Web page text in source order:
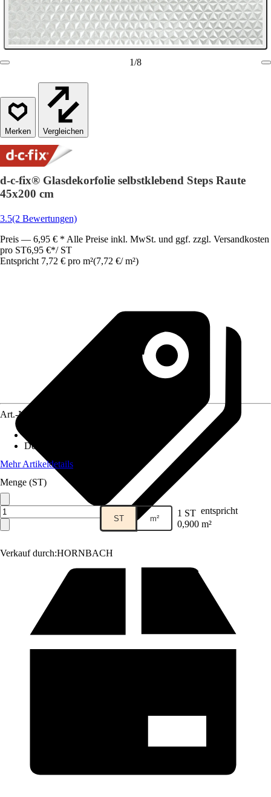
1/8
Vergleichen
d-c-fix® Glasdekorfolie selbstklebend Steps Raute
45x200 cm
3.5(2 Bewertungen)
Preis — 6,95 € * Alle Preise inkl. MwSt. und ggf. zzgl. Versandkosten
pro ST6,95 €*/ ST
Entspricht 7,72 € pro m²(7,72 €/ m²)
Verkauf durch:HORNBACH
Art.-Nr.
Dekoroptik
Mehr Artikeldetails
Menge (ST)
ST m² 1 ST entspricht
0,900 m²